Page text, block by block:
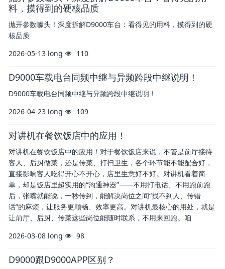
料，摸得到的硬核品质
抛开参数噱头！深度拆解D9000车台：看得见的用料，摸得到的硬
核品质
2026-05-13 long 110
D9000车载电台同频中继与异频跨段中继说明！
D9000车载电台同频中继与异频跨段中继说明！
2026-04-23 long 109
对讲机在餐饮饭店中的应用！
对讲机在餐饮饭店中的应用！对于餐饮饭店来说，不管是前厅接待
客人、后厨做菜，还是传菜、打扫卫生，各个环节能不能配合好，
直接影响客人吃得开心不开心，店里生意好不好。对讲机看着简
单，却是饭店里超实用的“沟通神器”——不用打电话、不用跑前跑
后，张嘴就能说，一秒传到，能解决岗位之间“找不到人、传错
话”的麻烦，让服务更顺畅、效率更高。对讲机最核心的用处，就是
让前厅、后厨、传菜这些岗位能随时联系，不用来回跑。咱
2026-03-08 long 98
D9000跟D9000APP区别？